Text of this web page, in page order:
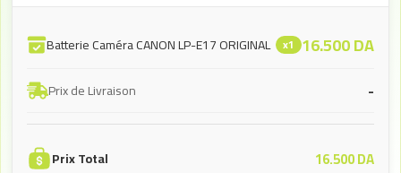
Batterie Caméra CANON LP-E17 ORIGINAL x1 16.500DA
Prix de Livraison -
Prix Total 16.500DA